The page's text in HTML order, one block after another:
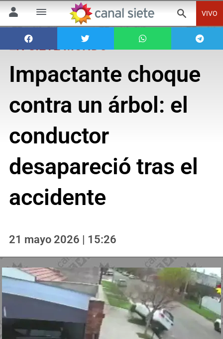
VIVO
EN SIETE MUNDO
Impactante choque
contra un árbol: el
conductor
desapareció tras el
accidente
21 mayo 2026 | 15:26